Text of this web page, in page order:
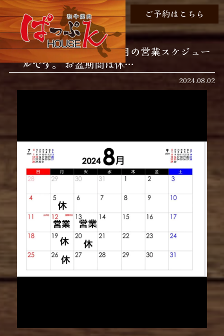
ご予約はこちら
おはようございます 8月の営業スケジュー
ルです。 お盆期間は休…
2024.08.02